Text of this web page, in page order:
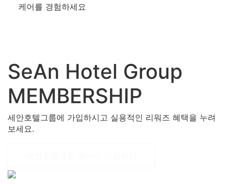
케어를 경험하세요
SeAn Hotel Group
MEMBERSHIP
세안호텔그룹에 가입하시고 실용적인 리워즈 혜택을 누려
보세요.